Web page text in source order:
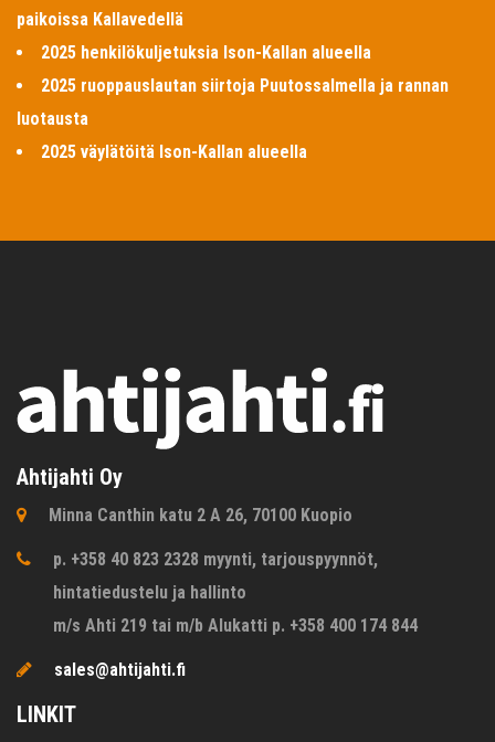
paikoissa Kallavedellä
2025 henkilökuljetuksia Ison-Kallan alueella
2025 ruoppauslautan siirtoja Puutossalmella ja rannan
luotausta
2025 väylätöitä Ison-Kallan alueella
Ahtijahti Oy
Minna Canthin katu 2 A 26, 70100 Kuopio
p. +358 40 823 2328 myynti, tarjouspyynnöt,
hintatiedustelu ja hallinto
m/s Ahti 219 tai m/b Alukatti p. +358 400 174 844
sales@ahtijahti.fi
LINKIT